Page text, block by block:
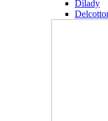
Dilady